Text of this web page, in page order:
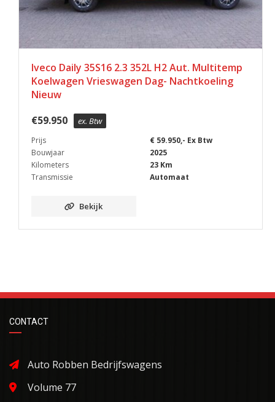
Iveco Daily 35S16 2.3 352L H2 Aut. Multitemp
Koelwagen Vrieswagen Dag- Nachtkoeling
Nieuw
€59.950 ex. Btw
Prijs
€ 59.950,- Ex Btw
Bouwjaar
2025
Kilometers
23 Km
Transmissie
Automaat
Bekijk
CONTACT
Auto Robben Bedrijfswagens
Volume 77